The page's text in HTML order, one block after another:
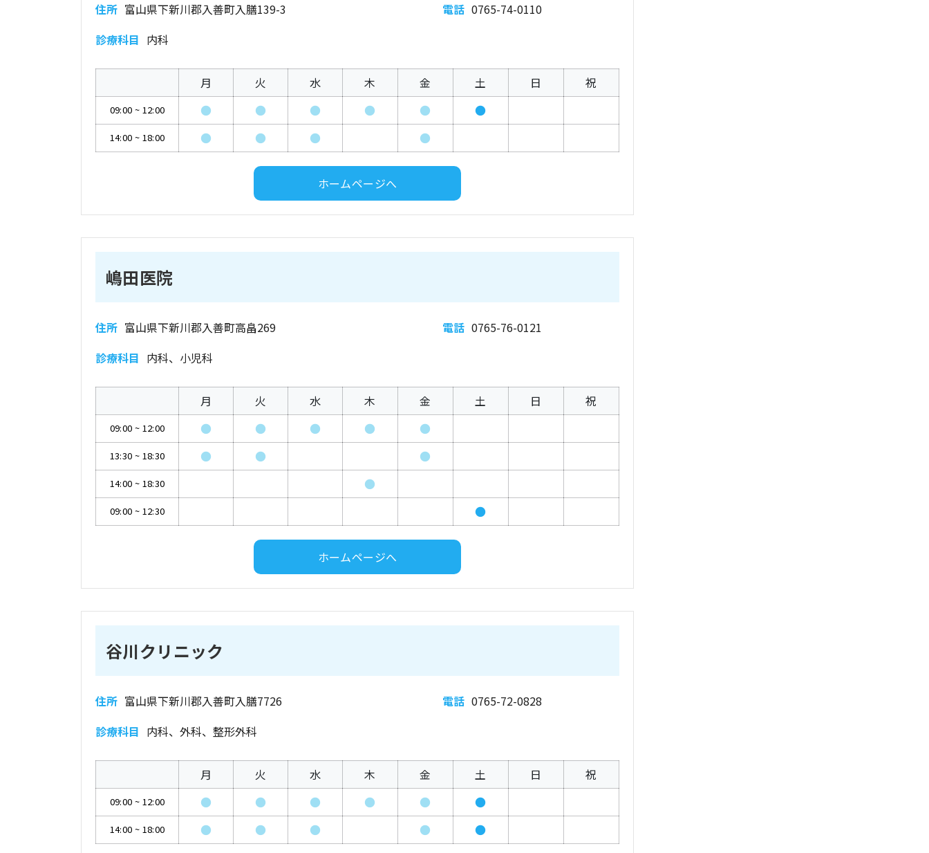
住所 富山県下新川郡入善町入膳139-3 電話 0765-74-0110
診療科目 内科
月 火 水 木 金 土 日 祝
09:00 ~ 12:00 ● ● ● ● ● ●
14:00 ~ 18:00 ● ● ● ●
ホームページへ
嶋田医院
住所 富山県下新川郡入善町高畠269 電話 0765-76-0121
診療科目 内科、小児科
月 火 水 木 金 土 日 祝
09:00 ~ 12:00 ● ● ● ● ●
13:30 ~ 18:30 ● ● ●
14:00 ~ 18:30 ●
09:00 ~ 12:30 ●
ホームページへ
谷川クリニック
住所 富山県下新川郡入善町入膳7726 電話 0765-72-0828
診療科目 内科、外科、整形外科
月 火 水 木 金 土 日 祝
09:00 ~ 12:00 ● ● ● ● ● ●
14:00 ~ 18:00 ● ● ● ● ●